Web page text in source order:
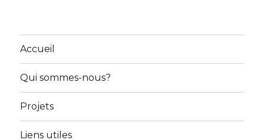
Accueil
Qui sommes-nous?
Projets
Liens utiles